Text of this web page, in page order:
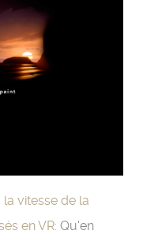
vitesse de la
en VR: Qu'en